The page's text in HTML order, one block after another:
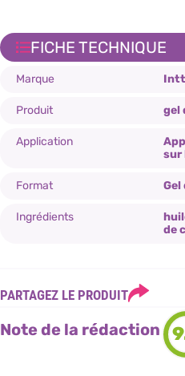
FICHE TECHNIQUE
Marque Intt
Produit gel
Application
sur
Format Gel
Ingrédients
de
PARTAGEZ LE PRODUIT
Note de la rédaction